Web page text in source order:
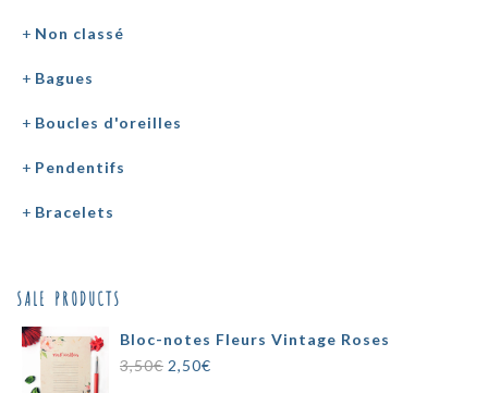
Non classé
Bagues
Boucles d'oreilles
Pendentifs
Bracelets
SALE PRODUCTS
Bloc-notes Fleurs Vintage Roses
3,50€ Le
2,50€